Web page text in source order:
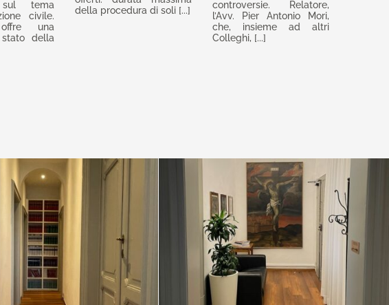
civile
su
Radio
Canale
sul tema
civile.
offre una
della
della procedura di soli [...]
risoluzione
delle
controversie
controversie. Relatore,
l’Avv. Pier Antonio Mori,
che, insieme ad altri
Colleghi, [...]